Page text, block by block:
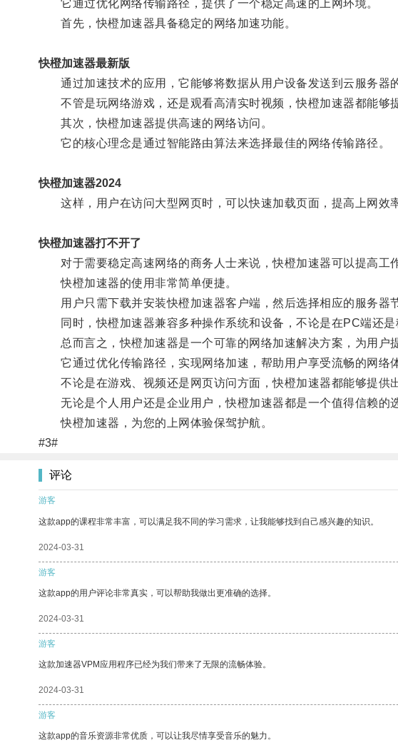
它通过优化网络传输路径，提供了一个稳定高速的上网环境。
首先，快橙加速器具备稳定的网络加速功能。
快橙加速器最新版
通过加速技术的应用，它能够将数据从用户设备发送到云服务器
不管是玩网络游戏，还是观看高清实时视频，快橙加速器都能够
其次，快橙加速器提供高速的网络访问。
它的核心理念是通过智能路由算法来选择最佳的网络传输路径。
快橙加速器2024
这样，用户在访问大型网页时，可以快速加载页面，提高上网效率
快橙加速器打不开了
对于需要稳定高速网络的商务人士来说，快橙加速器可以提高工作
快橙加速器的使用非常简单便捷。
用户只需下载并安装快橙加速器客户端，然后选择相应的服务器
同时，快橙加速器兼容多种操作系统和设备，不论是在PC端还是
总而言之，快橙加速器是一个可靠的网络加速解决方案，为用户
它通过优化传输路径，实现网络加速，帮助用户享受流畅的网络体
不论是在游戏、视频还是网页访问方面，快橙加速器都能够提供出
无论是个人用户还是企业用户，快橙加速器都是一个值得信赖的选
快橙加速器，为您的上网体验保驾护航。
#3#
评论
游客
这款app的课程非常丰富，可以满足我不同的学习需求，让我能够找到自己感兴趣的知识。
2024-03-31
游客
这款app的用户评论非常真实，可以帮助我做出更准确的选择。
2024-03-31
游客
这款加速器VPM应用程序已经为我们带来了无限的流畅体验。
2024-03-31
游客
这款app的音乐资源非常优质，可以让我尽情享受音乐的魅力。